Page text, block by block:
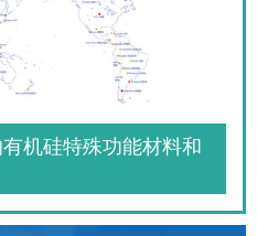
机硅特殊功能材料和